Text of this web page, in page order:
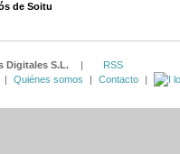
de Soitu
Digitales S.L. |
RSS
| Quiénes somos | Contacto |